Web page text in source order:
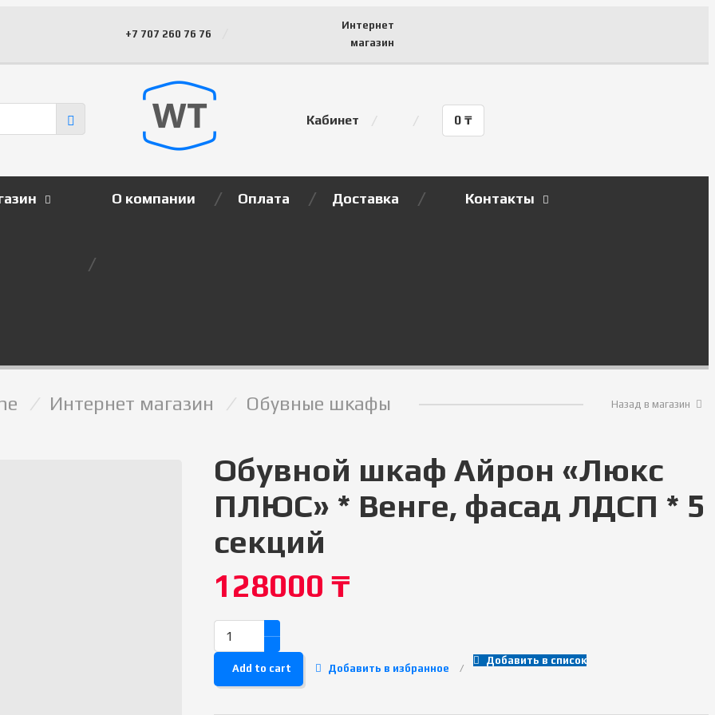
+7 707 260 76 76
Интернет
магазин
Кабинет 0 ₸
О компании Оплата Доставка Контакты
/ Интернет магазин / Обувные шкафы Назад в магазин
Обувной шкаф Айрон «Люкс
ПЛЮС» * Венге, фасад ЛДСП * 5
секций
128000 ₸
Add to cart Добавить в избранное
Добавить в список